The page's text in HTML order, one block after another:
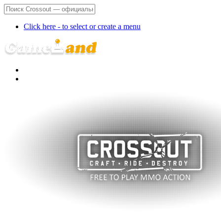
Click here - to select or create a menu